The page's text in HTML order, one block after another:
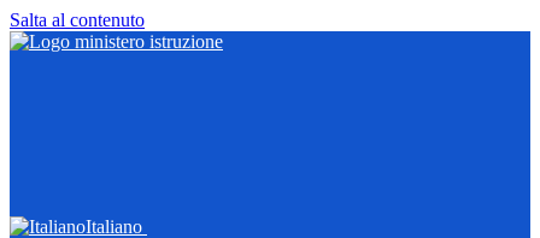
Salta al contenuto
Italiano